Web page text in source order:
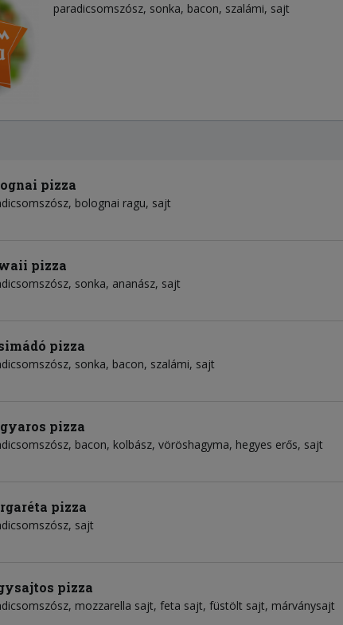
paradicsomszósz sonka bacon szalámi sajt
pizza
bolognai ragu sajt
pizza
sonka ananász sajt
pizza
sonka bacon szalámi sajt
pizza
bacon kolbász vöröshagyma hegyes erős sajt
pizza
sajt
pizza
mozzarella sajt feta sajt füstölt sajt márványsajt